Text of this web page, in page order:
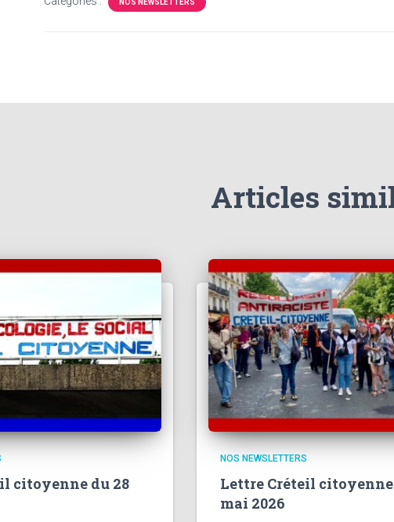
NOS NEWSLETTERS
Articles
citoyenne du 28
NOS NEWSLETTERS
Lettre Créteil citoyenne
mai 2026